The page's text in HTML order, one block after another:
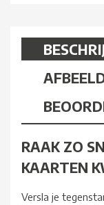
RAAK ZO
KAARTEN
Versla je